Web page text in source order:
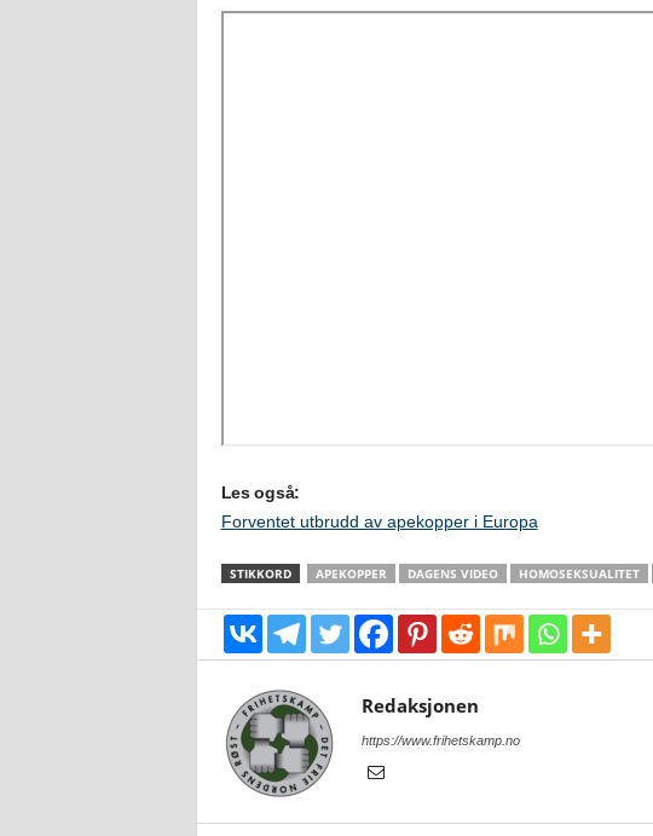
Les også:
Forventet utbrudd av apekopper i Europa
STIKKORD APEKOPPER DAGENS VIDEO HOMOSEKSUALITET
Redaksjonen
https://www.frihetskamp.no